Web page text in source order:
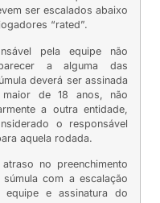
ser escalados abaixo
“rated”.
pela equipe não
a alguma das
deverá ser assinada
de 18 anos, não
a outra entidade,
o responsável
aquela rodada.
no preenchimento
com a escalação
equipe e assinatura do